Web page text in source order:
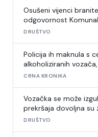
Osušeni vijenci
odgovornost
Puntarić?
DRUŠTVO
Policija ih maknula s
alkoholiziranih
zabranom
CRNA KRONIKA
Vozačka se može
prekršaja dovoljna su
autoškolu
DRUŠTVO